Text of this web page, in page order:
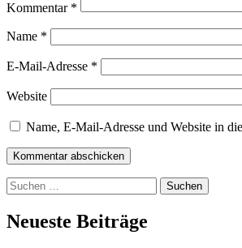
Kommentar *
Name *
E-Mail-Adresse *
Website
Name, E-Mail-Adresse und Website in
Kommentar abschicken
Suchen
nach:
Neueste Beiträge